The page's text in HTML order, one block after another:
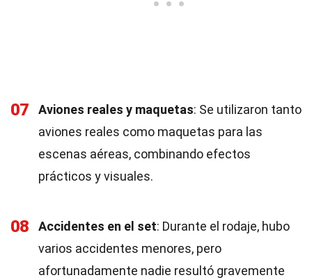
07 Aviones reales y maquetas: Se utilizaron tanto
aviones reales como maquetas para las
escenas aéreas, combinando efectos
prácticos y visuales.
08 Accidentes en el set: Durante el rodaje, hubo
varios accidentes menores, pero
afortunadamente nadie resultó gravemente